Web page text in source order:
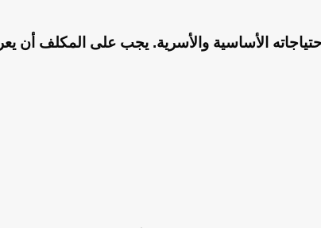
الأساسية والأسرية. يجب على المكلف